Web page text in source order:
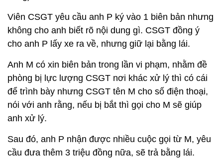
Viên CSGT yêu cầu anh P ký vào 1 biên bản nhưng
không cho anh biết rõ nội dung gì. CSGT đồng ý
cho anh P lấy xe ra về, nhưng giữ lại bằng lái.
Anh M có xin biên bản trong lần vi phạm, nhằm đề
phòng bị lực lượng CSGT nơi khác xử lý thì có cái
để trình bày nhưng CSGT tên M cho số điện thoại,
nói với anh rằng, nếu bị bắt thì gọi cho M sẽ giúp
anh xử lý.
Sau đó, anh P nhận được nhiều cuộc gọi từ M, yêu
cầu đưa thêm 3 triệu đồng nữa, sẽ trả bằng lái.